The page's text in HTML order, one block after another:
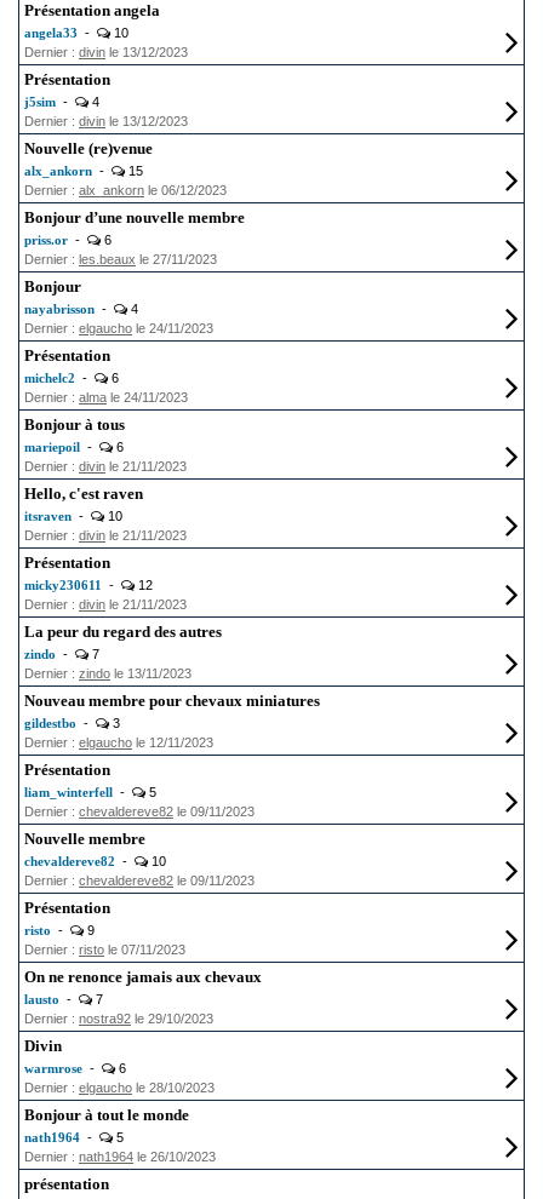
Présentation angela
angela33 -
10
Dernier : divin le 13/12/2023
Présentation
j5sim -
4
Dernier : divin le 13/12/2023
Nouvelle (re)venue
alx_ankorn -
15
Dernier : alx_ankorn le 06/12/2023
Bonjour d’une nouvelle membre
priss.or -
6
Dernier : les.beaux le 27/11/2023
Bonjour
nayabrisson -
4
Dernier : elgaucho le 24/11/2023
Présentation
michelc2 -
6
Dernier : alma le 24/11/2023
Bonjour à tous
mariepoil -
6
Dernier : divin le 21/11/2023
Hello, c'est raven
itsraven -
10
Dernier : divin le 21/11/2023
Présentation
micky230611 -
12
Dernier : divin le 21/11/2023
La peur du regard des autres
zindo -
7
Dernier : zindo le 13/11/2023
Nouveau membre pour chevaux miniatures
gildestbo -
3
Dernier : elgaucho le 12/11/2023
Présentation
liam_winterfell -
5
Dernier : chevaldereve82 le 09/11/2023
Nouvelle membre
chevaldereve82 -
10
Dernier : chevaldereve82 le 09/11/2023
Présentation
risto -
9
Dernier : risto le 07/11/2023
On ne renonce jamais aux chevaux
lausto -
7
Dernier : nostra92 le 29/10/2023
Divin
warmrose -
6
Dernier : elgaucho le 28/10/2023
Bonjour à tout le monde
nath1964 -
5
Dernier : nath1964 le 26/10/2023
présentation